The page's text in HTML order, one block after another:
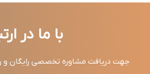
با ما در
جهت دریافت مشاوره تخصصی رایگان و